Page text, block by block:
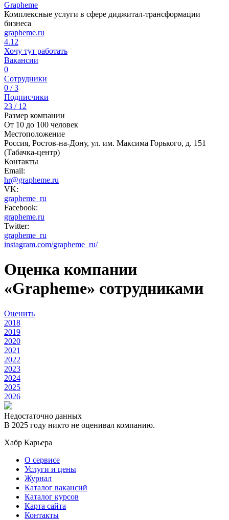
Grapheme
Комплексные услуги в сфере диджитал-трансформации
бизнеса
grapheme.ru
4.12
Хочу тут работать
Вакансии
0
Сотрудники
0 / 3
Подписчики
23 / 12
Размер компании
От 10 до 100 человек
Местоположение
Россия, Ростов-на-Дону, ул. им. Максима Горького, д. 151
(Табачка-центр)
Контакты
Email:
hr@grapheme.ru
VK:
grapheme_ru
Facebook:
grapheme.ru
Twitter:
grapheme_ru
instagram.com/grapheme_ru/
Оценка компании
«Grapheme» сотрудниками
Оценить
2018
2019
2020
2021
2022
2023
2024
2025
2026
Недостаточно данных
В 2025 году никто не оценивал компанию.
Хабр Карьера
О сервисе
Услуги и цены
Журнал
Каталог вакансий
Каталог курсов
Карта сайта
Контакты